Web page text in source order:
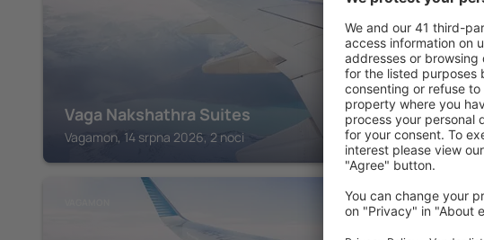
Vaga Nakshathra Suites
Vagamon, 14 srpna 2026, 2 noci